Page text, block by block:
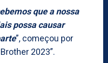
que a nossa
possa causar
”, começou por
2023”.